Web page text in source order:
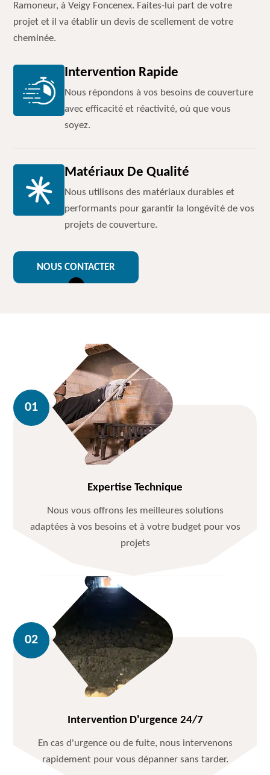
Ramoneur, à Veigy Foncenex. Faites-lui part de votre
projet et il va établir un devis de scellement de votre
cheminée.
Intervention Rapide
Nous répondons à vos besoins de couverture
avec efficacité et réactivité, où que vous
soyez.
Matériaux De Qualité
Nous utilisons des matériaux durables et
performants pour garantir la longévité de vos
projets de couverture.
NOUS CONTACTER
Expertise Technique
Nous vous offrons les meilleures solutions
adaptées à vos besoins et à votre budget pour vos
projets
Intervention D'urgence 24/7
En cas d'urgence ou de fuite, nous intervenons
rapidement pour vous dépanner sans tarder.